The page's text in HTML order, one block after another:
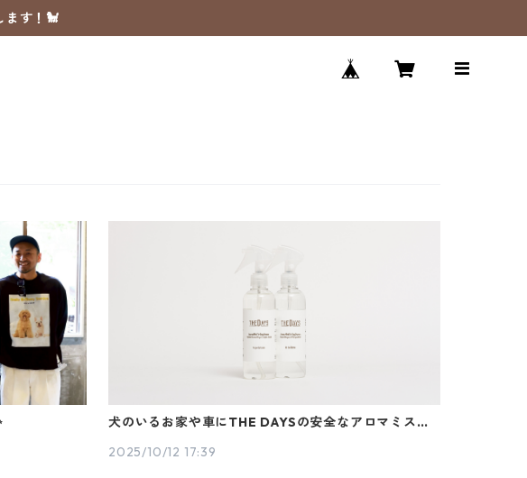
ます！🐩
犬のいるお家や車にTHE DAYSの安全なアロマミスト
2025/10/12 17:39